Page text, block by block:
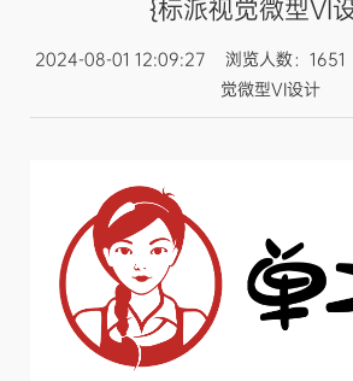
{标派视觉微型VI
2024-08-01 12:09:27 浏览人数：
觉微型VI设计